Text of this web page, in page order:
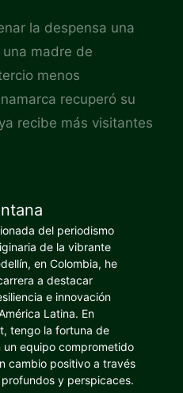
la despensa una
madre de
menos
recuperó su
recibe más visitantes
del periodismo
de la vibrante
en Colombia, he
a destacar
e innovación
Latina. En
tengo la fortuna de
un equipo comprometido
cambio positivo a través
y perspicaces.